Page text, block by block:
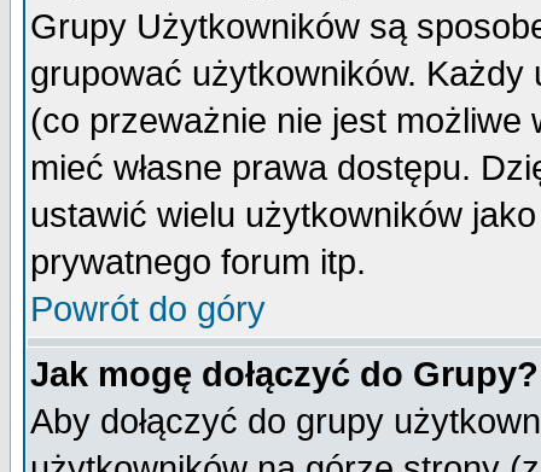
Grupy Użytkowników są
grupować użytkowników.
(co przeważnie nie jest
mieć własne prawa dostępu.
ustawić wielu użytkowników
prywatnego forum itp.
Powrót do góry
Jak mogę dołączyć do Grupy?
Aby dołączyć do grupy